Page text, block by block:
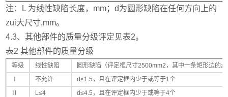
注：L 为线性缺陷长度，mm；d为圆形缺陷在任何方向上的
zui大尺寸,mm。
4.3、其他部件的质量分级评定见表2。
表2 其他部件的质量分级
等级 线性缺陷
圆形缺陷（评定框尺寸2500mm2，其中一条矩形边的
Ⅰ
不允许
d≤1.5，且在评定框内少于或等于1个
Ⅱ
L≤4
d≤4.5，且在评定框内少于或等于4个